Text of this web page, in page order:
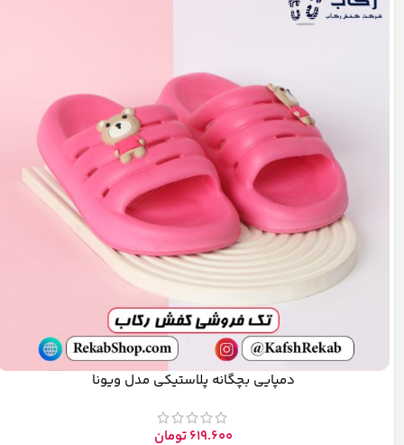
دمپایی بچگانه پلاستیکی مدل ویونا
619.600تومان